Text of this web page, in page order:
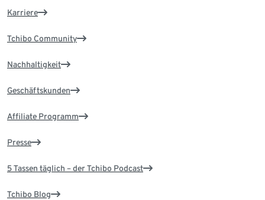
Karriere
Tchibo Community
Nachhaltigkeit
Geschäftskunden
Affiliate Programm
Presse
5 Tassen täglich – der Tchibo Podcast
Tchibo Blog